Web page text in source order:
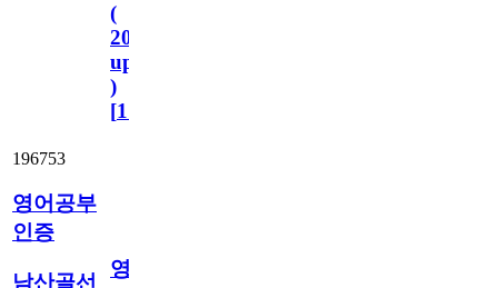
(
2023.11.1
update
)
[110
196753
영어공부
인증
남산골선
영